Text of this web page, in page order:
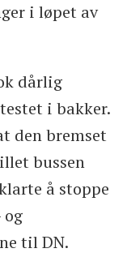
i løpet av
dårlig
i bakker.
den bremset
bussen
å stoppe
og
til DN.